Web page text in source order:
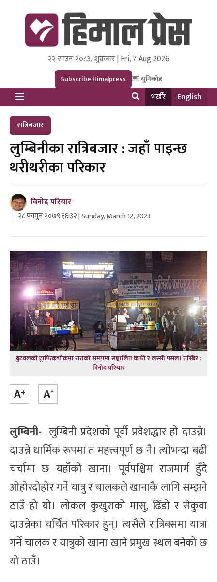
Himal Press
Dot NewsyNepal Media and Research Pvt Ltd.
२२ साउन २०८३, शुक्रबार | Fri, 7 Aug 2026
Subscribe Himalpress युनिकोड
भर्खरै English
रात्रिबजार
लुम्बिनीका रात्रिबजार : जहाँ पाइन्छ
थरीथरीका परिकार
विनोद परियार
२८ फागुन २०७९ १६:३२ | Sunday, March 12, 2023
बुटवलको ट्राफिकचोकमा रातको समयमा सञ्चालित कफी र लस्सी पसल। तस्बिर :
विनोद परियार
लुम्बिनी- लुम्बिनी प्रदेशको पूर्वी प्रवेशद्धार हो दाउन्ने।
दाउन्ने धार्मिक रूपमा त महत्त्वपूर्ण छ नै। त्योभन्दा बढी
चर्चामा छ यहाँको खाना। पूर्वपश्चिम राजमार्ग हुँदै
ओहोरदोहोर गर्ने यात्रु र चालकले खानाकै लागि सम्झने
ठाउँ हो यो। लोकल कुखुराको मासु, ढिँडो र सेकुवा
दाउन्नेका चर्चित परिकार हुन्। त्यसैले रात्रिबसमा यात्रा
गर्ने चालक र यात्रुको खाना खाने प्रमुख स्थल बनेको छ
यो ठाउँ।